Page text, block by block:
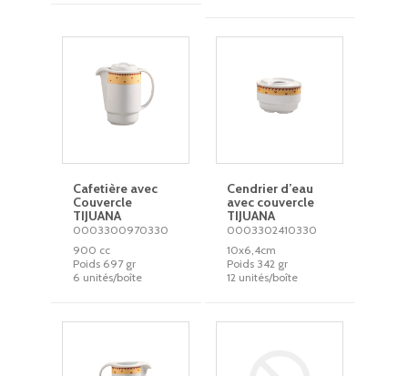
Cafetière avec
Couvercle
TIJUANA
0003300970330
900 cc
Poids 697 gr
6 unités/boîte
Cendrier d’eau
avec couvercle
TIJUANA
0003302410330
10x6,4cm
Poids 342 gr
12 unités/boîte